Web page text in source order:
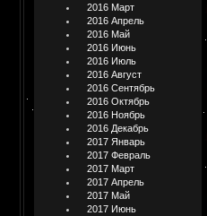
2016 Март
2016 Апрель
2016 Май
2016 Июнь
2016 Июль
2016 Август
2016 Сентябрь
2016 Октябрь
2016 Ноябрь
2016 Декабрь
2017 Январь
2017 Февраль
2017 Март
2017 Апрель
2017 Май
2017 Июнь